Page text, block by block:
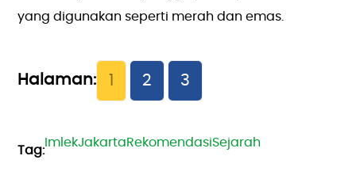
yang digunakan seperti merah dan emas.
2 3
ImlekJakartaRekomendasiSejarah